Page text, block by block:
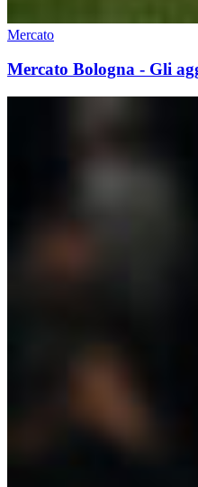
Mercato
Mercato Bologna - Gli